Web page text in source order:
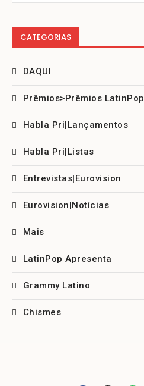
CATEGORIAS
DAQUI
Prêmios>Prêmios LatinPop
Habla Pri|Lançamentos
Habla Pri|Listas
Entrevistas|Eurovision
Eurovision|Notícias
Mais
LatinPop Apresenta
Grammy Latino
Chismes